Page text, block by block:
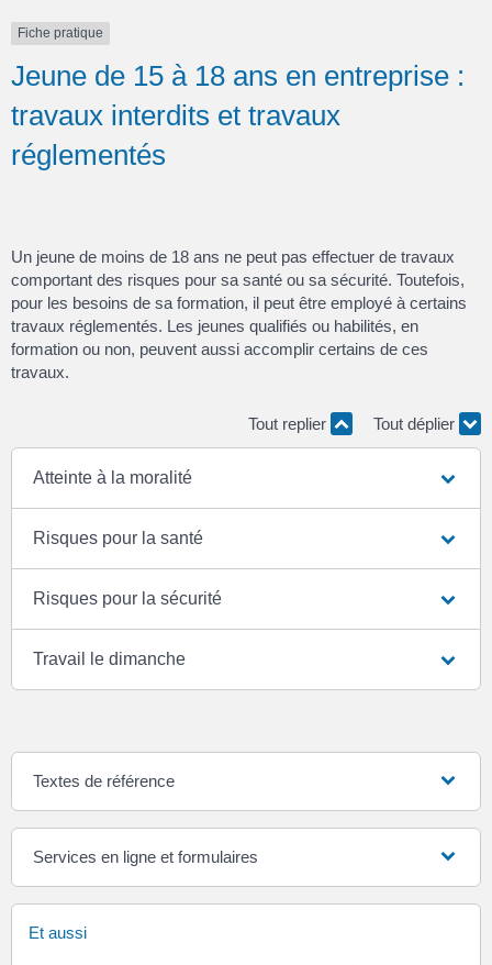
Fiche pratique
Jeune de 15 à 18 ans en entreprise :
travaux interdits et travaux
réglementés
Un jeune de moins de 18 ans ne peut pas effectuer de travaux
comportant des risques pour sa santé ou sa sécurité. Toutefois,
pour les besoins de sa formation, il peut être employé à certains
travaux réglementés. Les jeunes qualifiés ou habilités, en
formation ou non, peuvent aussi accomplir certains de ces
travaux.
Tout replier Tout déplier
Atteinte à la moralité
Risques pour la santé
Risques pour la sécurité
Travail le dimanche
Textes de référence
Services en ligne et formulaires
Et aussi